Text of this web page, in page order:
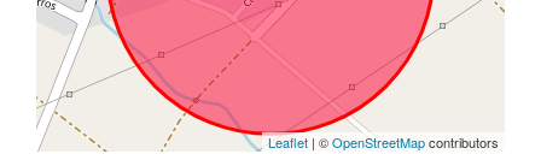
Leaflet | ©OpenStreetMapcontributors